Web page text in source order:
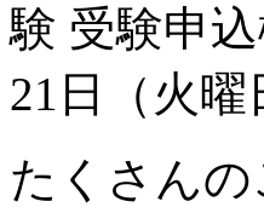
験 受験申
21日（火
たくさん